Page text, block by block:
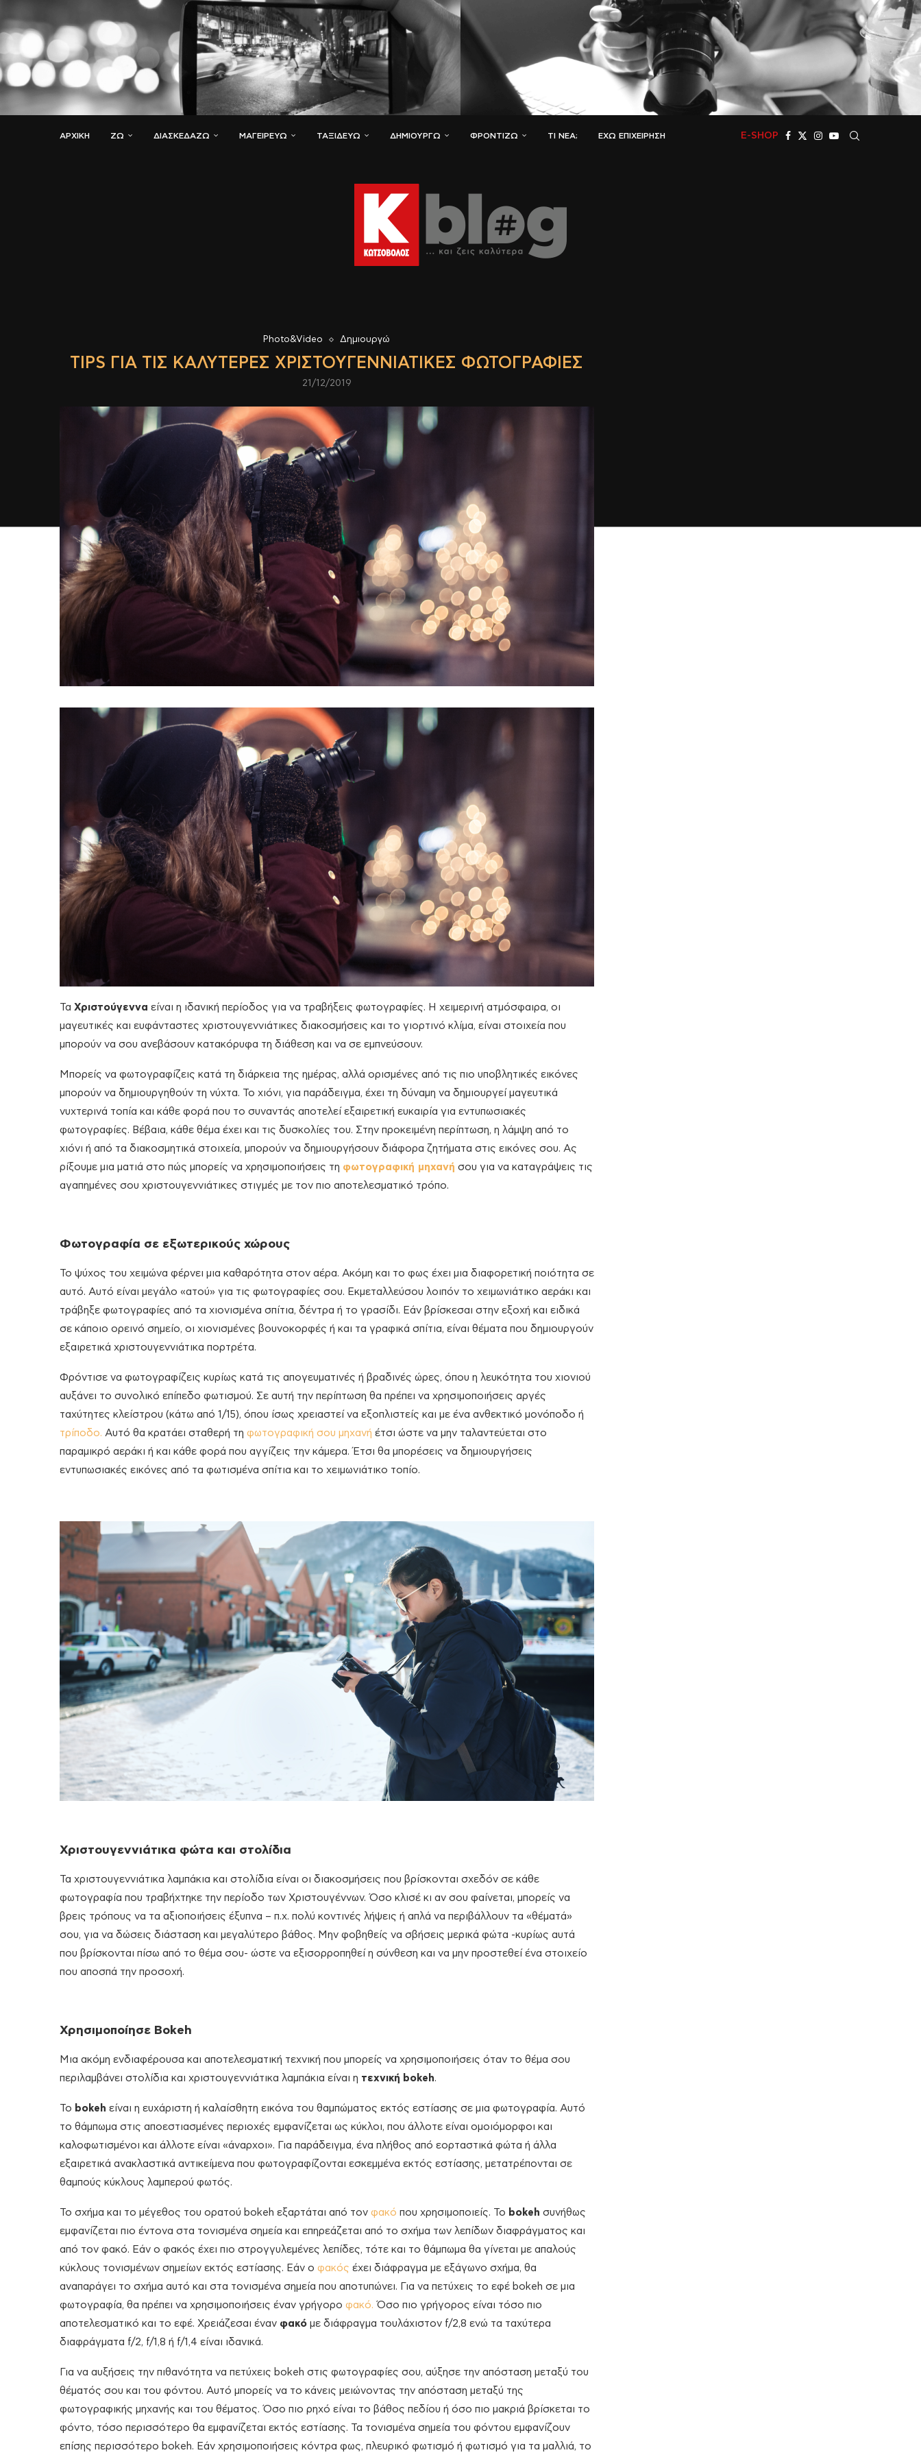
ΑΡΧΙΚΗ ΖΏ ΔΙΑΣΚΕΔΆΖΩ ΜΑΓΕΙΡΕΎΩ ΤΑΞΙΔΕΎΩ ΔΗΜΙΟΥΡΓΏ ΦΡΟΝΤΊΖΩ ΤΙ ΝΈΑ; ΈΧΩ ΕΠΙΧΕΊΡΗΣΗ E-SHOP
Photo&Video Δημιουργώ
TIPS ΓΙΑ ΤΙΣ ΚΑΛΎΤΕΡΕΣ ΧΡΙΣΤΟΥΓΕΝΝΙΆΤΙΚΕΣ ΦΩΤΟΓΡΑΦΊΕΣ
21/12/2019
Τα Χριστούγεννα είναι η ιδανική περίοδος για να τραβήξεις φωτογραφίες. Η χειμερινή ατμόσφαιρα, οι
μαγευτικές και ευφάνταστες χριστουγεννιάτικες διακοσμήσεις και το γιορτινό κλίμα, είναι στοιχεία που
μπορούν να σου ανεβάσουν κατακόρυφα τη διάθεση και να σε εμπνεύσουν.
Μπορείς να φωτογραφίζεις κατά τη διάρκεια της ημέρας, αλλά ορισμένες από τις πιο υποβλητικές εικόνες
μπορούν να δημιουργηθούν τη νύχτα. Το χιόνι, για παράδειγμα, έχει τη δύναμη να δημιουργεί μαγευτικά
νυχτερινά τοπία και κάθε φορά που το συναντάς αποτελεί εξαιρετική ευκαιρία για εντυπωσιακές
φωτογραφίες. Βέβαια, κάθε θέμα έχει και τις δυσκολίες του. Στην προκειμένη περίπτωση, η λάμψη από το
χιόνι ή από τα διακοσμητικά στοιχεία, μπορούν να δημιουργήσουν διάφορα ζητήματα στις εικόνες σου. Ας
ρίξουμε μια ματιά στο πώς μπορείς να χρησιμοποιήσεις τη φωτογραφική μηχανή σου για να καταγράψεις τις
αγαπημένες σου χριστουγεννιάτικες στιγμές με τον πιο αποτελεσματικό τρόπο.
Φωτογραφία σε εξωτερικούς χώρους
Το ψύχος του χειμώνα φέρνει μια καθαρότητα στον αέρα. Ακόμη και το φως έχει μια διαφορετική ποιότητα σε
αυτό. Αυτό είναι μεγάλο «ατού» για τις φωτογραφίες σου. Εκμεταλλεύσου λοιπόν το χειμωνιάτικο αεράκι και
τράβηξε φωτογραφίες από τα χιονισμένα σπίτια, δέντρα ή το γρασίδι. Εάν βρίσκεσαι στην εξοχή και ειδικά
σε κάποιο ορεινό σημείο, οι χιονισμένες βουνοκορφές ή και τα γραφικά σπίτια, είναι θέματα που δημιουργούν
εξαιρετικά χριστουγεννιάτικα πορτρέτα.
Φρόντισε να φωτογραφίζεις κυρίως κατά τις απογευματινές ή βραδινές ώρες, όπου η λευκότητα του χιονιού
αυξάνει το συνολικό επίπεδο φωτισμού. Σε αυτή την περίπτωση θα πρέπει να χρησιμοποιήσεις αργές
ταχύτητες κλείστρου (κάτω από 1/15), όπου ίσως χρειαστεί να εξοπλιστείς και με ένα ανθεκτικό μονόποδο ή
τρίποδο. Αυτό θα κρατάει σταθερή τη φωτογραφική σου μηχανή έτσι ώστε να μην ταλαντεύεται στο
παραμικρό αεράκι ή και κάθε φορά που αγγίζεις την κάμερα. Έτσι θα μπορέσεις να δημιουργήσεις
εντυπωσιακές εικόνες από τα φωτισμένα σπίτια και το χειμωνιάτικο τοπίο.
Χριστουγεννιάτικα φώτα και στολίδια
Τα χριστουγεννιάτικα λαμπάκια και στολίδια είναι οι διακοσμήσεις που βρίσκονται σχεδόν σε κάθε
φωτογραφία που τραβήχτηκε την περίοδο των Χριστουγέννων. Όσο κλισέ κι αν σου φαίνεται, μπορείς να
βρεις τρόπους να τα αξιοποιήσεις έξυπνα – π.χ. πολύ κοντινές λήψεις ή απλά να περιβάλλουν τα «θέματά»
σου, για να δώσεις διάσταση και μεγαλύτερο βάθος. Μην φοβηθείς να σβήσεις μερικά φώτα -κυρίως αυτά
που βρίσκονται πίσω από το θέμα σου- ώστε να εξισορροπηθεί η σύνθεση και να μην προστεθεί ένα στοιχείο
που αποσπά την προσοχή.
Χρησιμοποίησε Bokeh
Μια ακόμη ενδιαφέρουσα και αποτελεσματική τεχνική που μπορείς να χρησιμοποιήσεις όταν το θέμα σου
περιλαμβάνει στολίδια και χριστουγεννιάτικα λαμπάκια είναι η τεχνική bokeh.
Το bokeh είναι η ευχάριστη ή καλαίσθητη εικόνα του θαμπώματος εκτός εστίασης σε μια φωτογραφία. Αυτό
το θάμπωμα στις αποεστιασμένες περιοχές εμφανίζεται ως κύκλοι, που άλλοτε είναι οµοιόµορφοι και
καλοφωτισµένοι και άλλοτε είναι «άναρχοι». Για παράδειγμα, ένα πλήθος από εορταστικά φώτα ή άλλα
εξαιρετικά ανακλαστικά αντικείμενα που φωτογραφίζονται εσκεμμένα εκτός εστίασης, μετατρέπονται σε
θαμπούς κύκλους λαμπερού φωτός.
Το σχήμα και το μέγεθος του ορατού bokeh εξαρτάται από τον φακό που χρησιμοποιείς. Το bokeh συνήθως
εμφανίζεται πιο έντονα στα τονισμένα σημεία και επηρεάζεται από το σχήμα των λεπίδων διαφράγματος και
από τον φακό. Εάν ο φακός έχει πιο στρογγυλεμένες λεπίδες, τότε και το θάμπωμα θα γίνεται με απαλούς
κύκλους τονισμένων σημείων εκτός εστίασης. Εάν ο φακός έχει διάφραγμα με εξάγωνο σχήμα, θα
αναπαράγει το σχήμα αυτό και στα τονισμένα σημεία που αποτυπώνει. Για να πετύχεις το εφέ bokeh σε μια
φωτογραφία, θα πρέπει να χρησιμοποιήσεις έναν γρήγορο φακό. Όσο πιο γρήγορος είναι τόσο πιο
αποτελεσματικό και το εφέ. Χρειάζεσαι έναν φακό με διάφραγμα τουλάχιστον f/2,8 ενώ τα ταχύτερα
διαφράγματα f/2, f/1,8 ή f/1,4 είναι ιδανικά.
Για να αυξήσεις την πιθανότητα να πετύχεις bokeh στις φωτογραφίες σου, αύξησε την απόσταση μεταξύ του
θέματός σου και του φόντου. Αυτό μπορείς να το κάνεις μειώνοντας την απόσταση μεταξύ της
φωτογραφικής μηχανής και του θέματος. Όσο πιο ρηχό είναι το βάθος πεδίου ή όσο πιο μακριά βρίσκεται το
φόντο, τόσο περισσότερο θα εμφανίζεται εκτός εστίασης. Τα τονισμένα σημεία του φόντου εμφανίζουν
επίσης περισσότερο bokeh. Εάν χρησιμοποιήσεις κόντρα φως, πλευρικό φωτισμό ή φωτισμό για τα μαλλιά, το